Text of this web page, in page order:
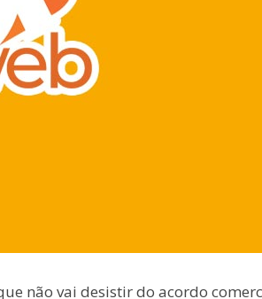
não vai desistir do acordo